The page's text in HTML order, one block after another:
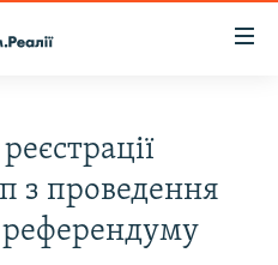
з проведення
референдуму